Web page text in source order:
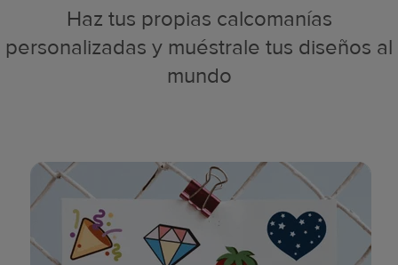
Haz tus propias calcomanías
personalizadas y muéstrale tus diseños al
mundo